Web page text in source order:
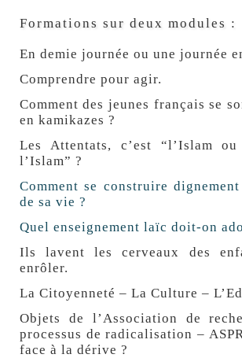
Formations sur deux modules :
En demie journée ou une journée
Comprendre pour agir.
Comment des jeunes français se
en kamikazes ?
Les Attentats, c’est “l’Islam
l’Islam” ?
Comment se construire
de sa vie ?
Quel enseignement laïc doit-on
Ils lavent les cerveaux des
enrôler.
La Citoyenneté – La Culture –
Objets de l’Association de
processus de radicalisation –
face à la dérive ?